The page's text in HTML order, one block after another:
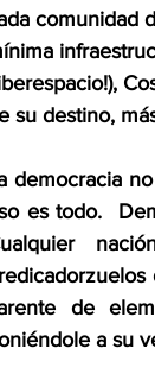
comunidad
su destino,
democracia
es todo.
de
a su